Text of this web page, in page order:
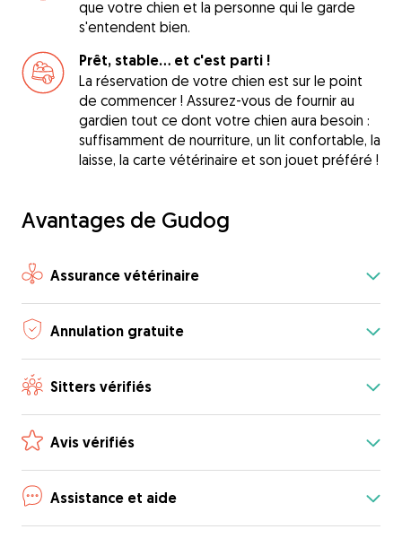
que votre chien et la personne qui le garde
s'entendent bien.
Prêt, stable... et c'est parti !
La réservation de votre chien est sur le point
de commencer ! Assurez-vous de fournir au
gardien tout ce dont votre chien aura besoin :
suffisamment de nourriture, un lit confortable, la
laisse, la carte vétérinaire et son jouet préféré !
Avantages de Gudog
Assurance vétérinaire
Annulation gratuite
Sitters vérifiés
Avis vérifiés
Assistance et aide